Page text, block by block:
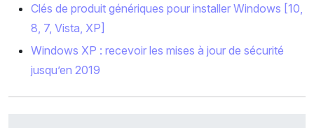
Clés de produit génériques pour installer Windows [10,
8, 7, Vista, XP]
Windows XP : recevoir les mises à jour de sécurité
jusqu’en 2019